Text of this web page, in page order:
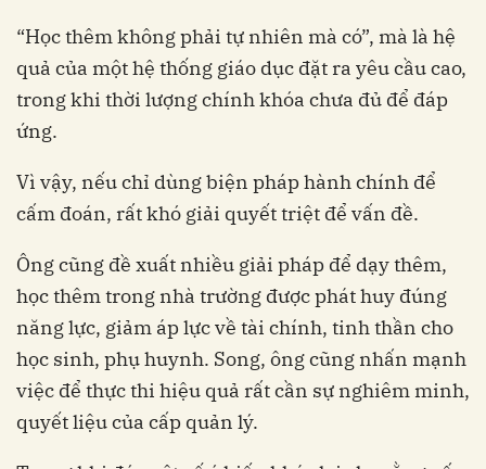
“Học thêm không phải tự nhiên mà có”, mà là hệ
quả của một hệ thống giáo dục đặt ra yêu cầu cao,
trong khi thời lượng chính khóa chưa đủ để đáp
ứng.
Vì vậy, nếu chỉ dùng biện pháp hành chính để
cấm đoán, rất khó giải quyết triệt để vấn đề.
Ông cũng đề xuất nhiều giải pháp để dạy thêm,
học thêm trong nhà trường được phát huy đúng
năng lực, giảm áp lực về tài chính, tinh thần cho
học sinh, phụ huynh. Song, ông cũng nhấn mạnh
việc để thực thi hiệu quả rất cần sự nghiêm minh,
quyết liệu của cấp quản lý.